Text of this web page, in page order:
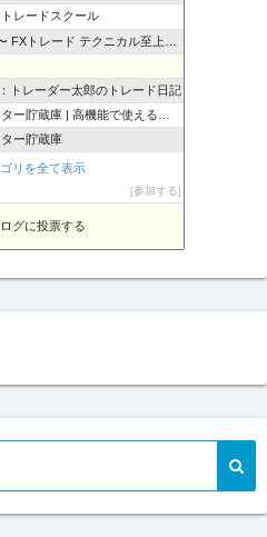
レードスクール
トレード テクニカル至上主義！
トレーダー太郎のトレード日記
蔵庫 | 高機能で使えるインジをご…
ー貯蔵庫
FXマニア＄的な不定記
リを全て表示
参加する
グに投票する